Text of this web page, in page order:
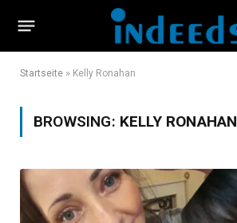
Startseite » Kelly Ronahan
BROWSING: KELLY RONAHAN